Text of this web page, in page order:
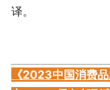
译。
《2023中国消费